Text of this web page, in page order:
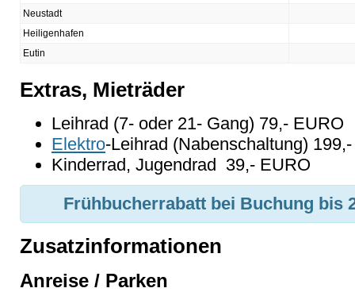
Neustadt
Heiligenhafen
Eutin
Extras, Mieträder
Leihrad (7- oder 21- Gang) 79,- EURO
Elektro-Leihrad (Nabenschaltung)
Kinderrad, Jugendrad 39,- EURO
Frühbucherrabatt bei Buchung bis
Zusatzinformationen
Anreise / Parken